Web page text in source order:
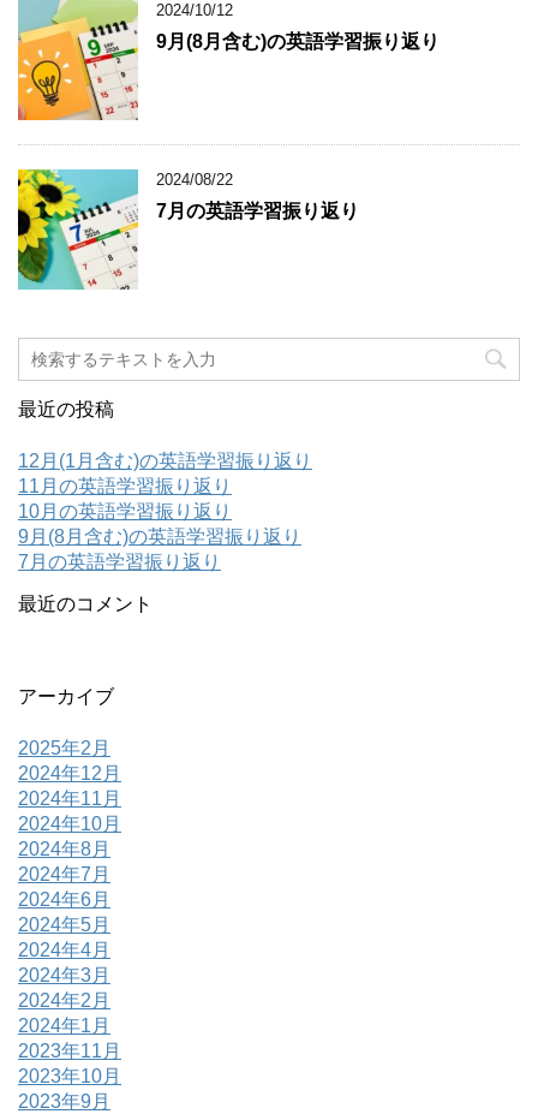
2024/10/12
9月(8月含む)の英語学習振り返り
2024/08/22
7月の英語学習振り返り
最近の投稿
12月(1月含む)の英語学習振り返り
11月の英語学習振り返り
10月の英語学習振り返り
9月(8月含む)の英語学習振り返り
7月の英語学習振り返り
最近のコメント
アーカイブ
2025年2月
2024年12月
2024年11月
2024年10月
2024年8月
2024年7月
2024年6月
2024年5月
2024年4月
2024年3月
2024年2月
2024年1月
2023年11月
2023年10月
2023年9月